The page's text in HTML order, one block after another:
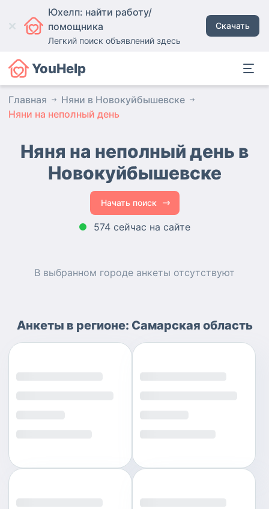
Юхелп: найти работу/
помощника
Легкий поиск объявлений здесь
Скачать
YouHelp
Главная
Няни в Новокуйбышевске
Няни на неполный день
Няня на неполный день в
Новокуйбышевске
Начать поиск
574 сейчас на сайте
В выбранном городе анкеты отсутствуют
Анкеты в регионе: Самарская область